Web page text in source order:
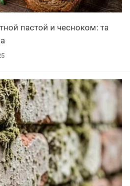
пастой и чесноком: та